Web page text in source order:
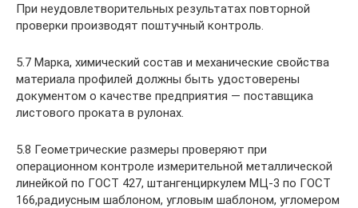
При неудовлетворительных результатах повторной
проверки производят поштучный контроль.
5.7 Марка, химический состав и механические свойства
материала профилей должны быть удостоверены
документом о качестве предприятия — поставщика
листового проката в рулонах.
5.8 Геометрические размеры проверяют при
операционном контроле измерительной металлической
линейкой по ГОСТ 427, штангенциркулем МЦ-3 по ГОСТ
166,радиусным шаблоном, угловым шаблоном, угломером